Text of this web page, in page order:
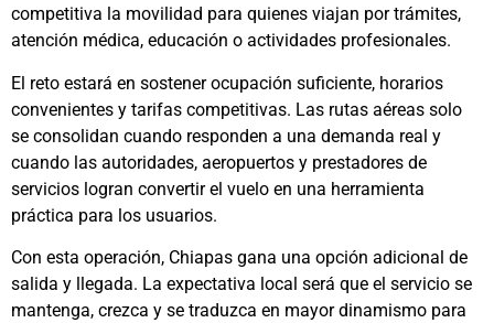
competitiva la movilidad para quienes viajan por trámites,
atención médica, educación o actividades profesionales.
El reto estará en sostener ocupación suficiente, horarios
convenientes y tarifas competitivas. Las rutas aéreas solo
se consolidan cuando responden a una demanda real y
cuando las autoridades, aeropuertos y prestadores de
servicios logran convertir el vuelo en una herramienta
práctica para los usuarios.
Con esta operación, Chiapas gana una opción adicional de
salida y llegada. La expectativa local será que el servicio se
mantenga, crezca y se traduzca en mayor dinamismo para